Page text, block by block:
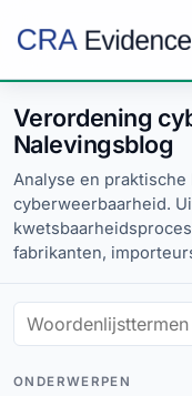
Verordening
Nalevingsblog
Analyse en
cyberweerbaarheid.
fabrikanten,
ONDERWERPEN